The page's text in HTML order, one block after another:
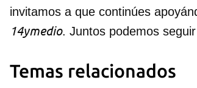
invitamos a que continúes
14ymedio. Juntos podemos
Temas relacionados